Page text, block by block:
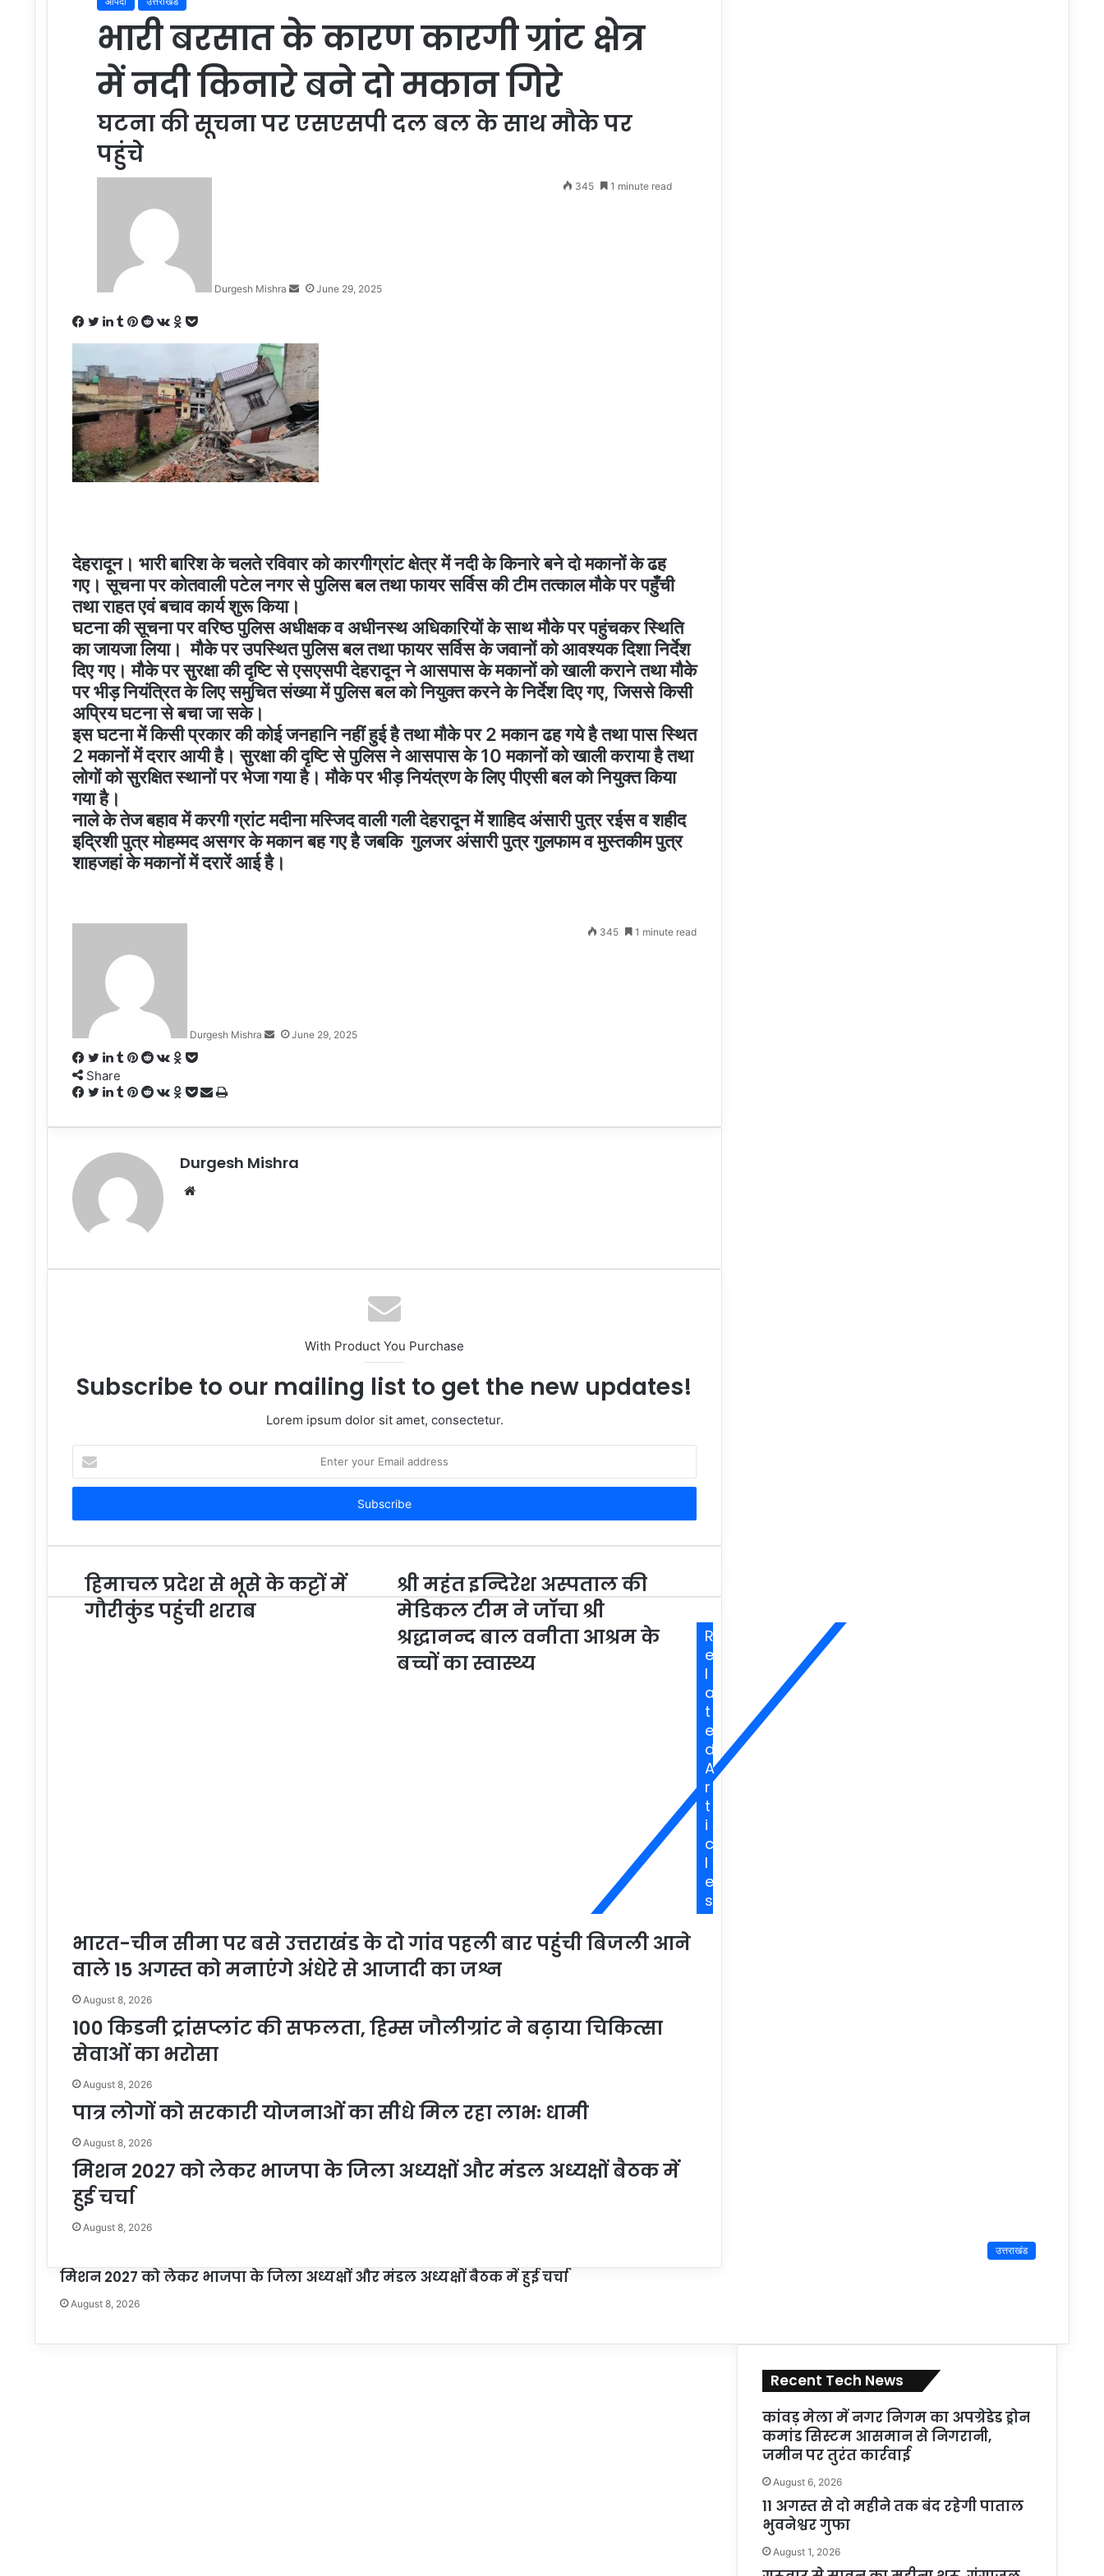
भारी बरसात के कारण कारगी ग्रांट क्षेत्र
में नदी किनारे बने दो मकान गिरे
घटना की सूचना पर एसएसपी दल बल के साथ मौके पर
पहुंचे
Durgesh Mishra June 29, 2025
345 1 minute read
Facebook
Twitter
LinkedIn
Tumblr
Pinterest
RedditVKontakte
Odnoklassniki
Pocket
देहरादून। भारी बारिश के चलते रविवार को कारगीग्रांट क्षेत्र में नदी के किनारे बने दो मकानों के ढह
गए। सूचना पर कोतवाली पटेल नगर से पुलिस बल तथा फायर सर्विस की टीम तत्काल मौके पर पहुँची
तथा राहत एवं बचाव कार्य शुरू किया।
घटना की सूचना पर वरिष्ठ पुलिस अधीक्षक व अधीनस्थ अधिकारियों के साथ मौके पर पहुंचकर स्थिति
का जायजा लिया। मौके पर उपस्थित पुलिस बल तथा फायर सर्विस के जवानों को आवश्यक दिशा निर्देश
दिए गए। मौके पर सुरक्षा की दृष्टि से एसएसपी देहरादून ने आसपास के मकानों को खाली कराने तथा मौके
पर भीड़ नियंत्रित के लिए समुचित संख्या में पुलिस बल को नियुक्त करने के निर्देश दिए गए, जिससे किसी
अप्रिय घटना से बचा जा सके।
इस घटना में किसी प्रकार की कोई जनहानि नहीं हुई है तथा मौके पर 2 मकान ढह गये है तथा पास स्थित
2 मकानों में दरार आयी है। सुरक्षा की दृष्टि से पुलिस ने आसपास के 10 मकानों को खाली कराया है तथा
लोगों को सुरक्षित स्थानों पर भेजा गया है। मौके पर भीड़ नियंत्रण के लिए पीएसी बल को नियुक्त किया
गया है।
नाले के तेज बहाव में करगी ग्रांट मदीना मस्जिद वाली गली देहरादून में शाहिद अंसारी पुत्र रईस व शहीद
इद्रिशी पुत्र मोहम्मद असगर के मकान बह गए है जबकि गुलजर अंसारी पुत्र गुलफाम व मुस्तकीम पुत्र
शाहजहां के मकानों में दरारें आई है।
Durgesh Mishra June 29, 2025
345 1 minute read
Facebook
Twitter
LinkedIn
Tumblr
Pinterest
RedditVKontakte
Odnoklassniki
Pocket
Share
Facebook
Twitter
LinkedIn
Tumblr
Pinterest
RedditVKontakte
Odnoklassniki
Pocket
Share
Email
Print
Durgesh Mishra
Website
With Product You Purchase
Subscribe to our mailing list to get the new updates!
Lorem ipsum dolor sit amet, consectetur.
Enter
your
Email
हिमाचल प्रदेश से भूसे के कट्टों में
गौरीकुंड पहुंची शराब
श्री महंत इन्दिरेश अस्पताल की
मेडिकल टीम ने जाॅचा श्री
श्रद्धानन्द बाल वनीता आश्रम के
बच्चों का स्वास्थ्य
R
e
l
a
t
e
d
A
r
t
i
c
l
e
s
भारत-चीन सीमा पर बसे उत्तराखंड के दो गांव पहली बार पहुंची बिजली आने
वाले 15 अगस्त को मनाएंगे अंधेरे से आजादी का जश्न
August 8, 2026
100 किडनी ट्रांसप्लांट की सफलता, हिम्स जौलीग्रांट ने बढ़ाया चिकित्सा
सेवाओं का भरोसा
August 8, 2026
पात्र लोगों को सरकारी योजनाओं का सीधे मिल रहा लाभः धामी
August 8, 2026
मिशन 2027 को लेकर भाजपा के जिला अध्यक्षों और मंडल अध्यक्षों बैठक में
हुई चर्चा
August 8, 2026
उत्तराखंड
मिशन 2027 को लेकर भाजपा के जिला अध्यक्षों और मंडल अध्यक्षों बैठक में हुई चर्चा
August 8, 2026
Recent Tech News
कांवड़ मेला में नगर निगम का अपग्रेडेड ड्रोन
कमांड सिस्टम आसमान से निगरानी,
जमीन पर तुरंत कार्रवाई
August 6, 2026
11 अगस्त से दो महीने तक बंद रहेगी पाताल
भुवनेश्वर गुफा
August 1, 2026